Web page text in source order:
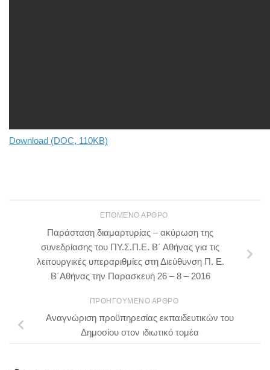
Download (DOC, 110KB)
ΕΠΌΜΕΝΟ ΆΡΘΡΟ
Παράσταση διαμαρτυρίας – ακύρωση της
συνεδρίασης του ΠΥ.Σ.Π.Ε. Β΄ Αθήνας για τις
λειτουργικές υπεραριθμίες στη Διεύθυνση Π. Ε.
Β΄Αθήνας την Παρασκευή 26 – 8 – 2016
ΠΡΟΗΓΟΎΜΕΝΟ ΆΡΘΡΟ
Αναγνώριση προϋπηρεσίας εκπαιδευτικών του
Δημοσίου στον ιδιωτικό τομέα